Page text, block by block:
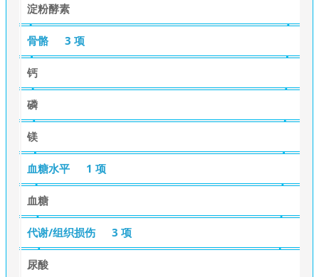
淀粉酵素
骨骼 3 项
钙
磷
镁
血糖水平 1 项
血糖
代谢/组织损伤 3 项
尿酸